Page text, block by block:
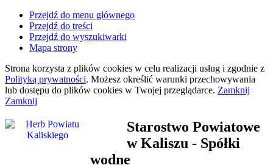
Przejdź do menu głównego
Przejdź do treści
Przejdź do wyszukiwarki
Mapa strony
Strona korzysta z plików cookies w celu realizacji usług i zgodnie z
Polityką prywatności. Możesz określić warunki przechowywania
lub dostępu do plików cookies w Twojej przeglądarce. Zamknij
Zamknij
Starostwo Powiatowe
w Kaliszu - Spółki
wodne